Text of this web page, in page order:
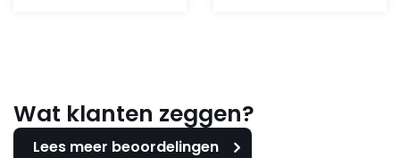
Wat klanten zeggen?
Lees meer beoordelingen